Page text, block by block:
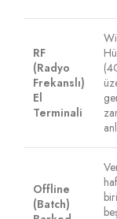
RF
(Radyo
Frekanslı)
El
Terminali
Offline
(Batch)